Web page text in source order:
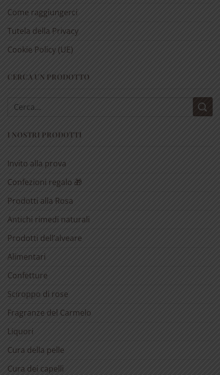
Come raggiungerci
Tutela della Privacy
Cookie Policy (UE)
CERCA UN PRODOTTO
Cerca:
I NOSTRI PRODOTTI
Invito alla prova
Confezioni regalo 🎁
Prodotti alla Rosa
Antichi rimedi naturali
Prodotti dell’alveare
Alimentari
Confetture
Sciroppo di rose
Fragranze del Carmelo
Liquori
Cura della pelle
Cura dei capelli